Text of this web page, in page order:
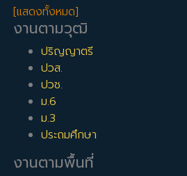
[แสดงทั้งหมด]
งานตามวุฒิ
ปริญญาตรี
ปวส.
ปวช.
ม.6
ม.3
ประถมศึกษา
งานตามพื้นที่